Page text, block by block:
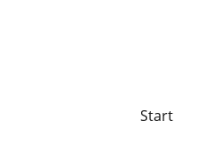
Start